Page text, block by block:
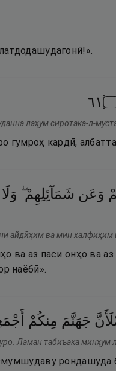
١٦
лаҳум сиротака-л-
гумроҳ кардӣ,
وَعَن شَمَآئِلِهِمْ ۖ وَلَا
айдӣҳим ва мин
ва аз паси онҳо ва
наёбӣ».
جَهَنَّمَ مِنكُمْ
Ламан табиъака минҳум